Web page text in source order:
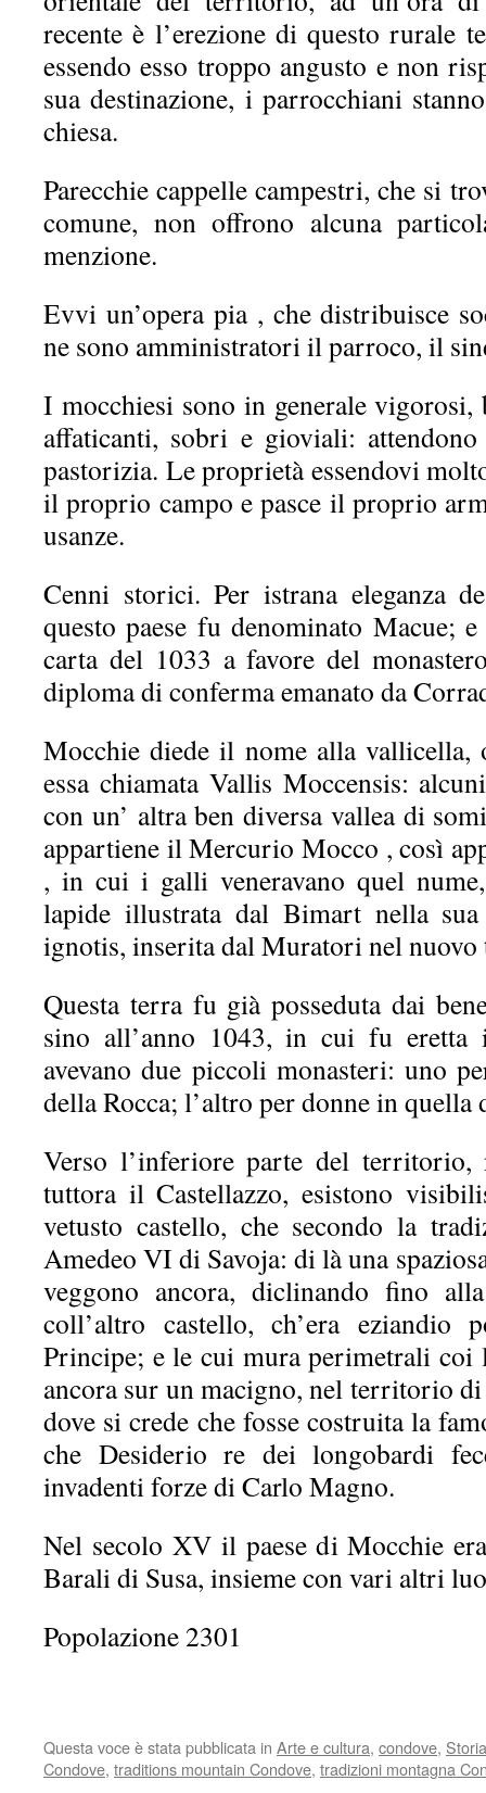
recente è l’erezione di questo rurale
essendo esso troppo angusto e non
sua destinazione, i parrocchiani
chiesa.
Parecchie cappelle campestri, che si
comune, non offrono alcuna
menzione.
Evvi un’opera pia , che distribuisce
ne sono amministratori il parroco, il
I mocchiesi sono in generale vigorosi,
affaticanti, sobri e gioviali:
pastorizia. Le proprietà essendovi
il proprio campo e pasce il proprio
usanze.
Cenni storici. Per istrana eleganza
questo paese fu denominato Macue;
carta del 1033 a favore del
diploma di conferma emanato da
Mocchie diede il nome alla vallicella,
essa chiamata Vallis Moccensis:
con un’ altra ben diversa vallea di
appartiene il Mercurio Mocco , così
, in cui i galli veneravano quel
lapide illustrata dal Bimart nella
ignotis, inserita dal Muratori nel
Questa terra fu già posseduta dai
sino all’anno 1043, in cui fu eretta
avevano due piccoli monasteri: uno
della Rocca; l’altro per donne in
Verso l’inferiore parte del territorio,
tuttora il Castellazzo, esistono
vetusto castello, che secondo la
Amedeo VI di Savoja: di là una
veggono ancora, diclinando fino
coll’altro castello, ch’era eziandio
Principe; e le cui mura perimetrali
ancora sur un macigno, nel territorio
dove si crede che fosse costruita la
che Desiderio re dei longobardi
invadenti forze di Carlo Magno.
Nel secolo XV il paese di Mocchie
Barali di Susa, insieme con vari altri
Popolazione 2301
Questa voce è stata pubblicata in Arte e cultura, condove, Storia
Condove, traditions mountain Condove, tradizioni montagna